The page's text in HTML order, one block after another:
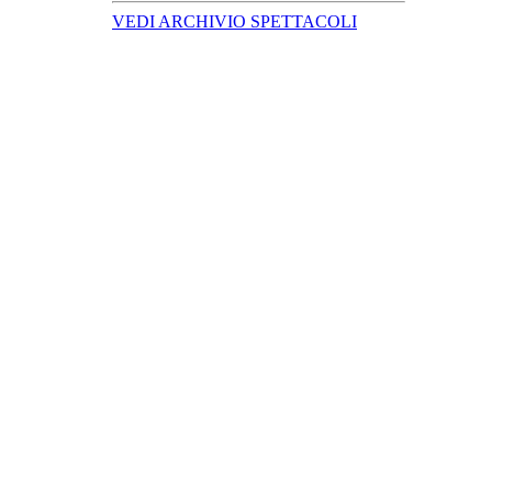
VEDI ARCHIVIO SPETTACOLI